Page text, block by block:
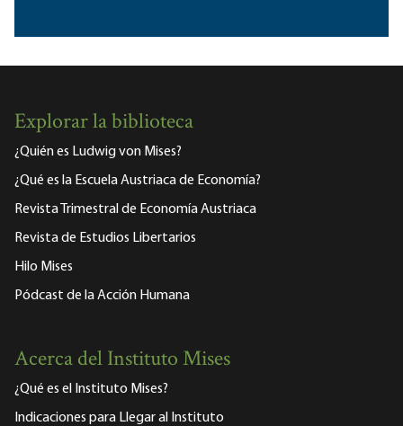
Explorar la biblioteca
¿Quién es Ludwig von Mises?
¿Qué es la Escuela Austriaca de Economía?
Revista Trimestral de Economía Austriaca
Revista de Estudios Libertarios
Hilo Mises
Pódcast de la Acción Humana
Acerca del Instituto Mises
¿Qué es el Instituto Mises?
Indicaciones para Llegar al Instituto